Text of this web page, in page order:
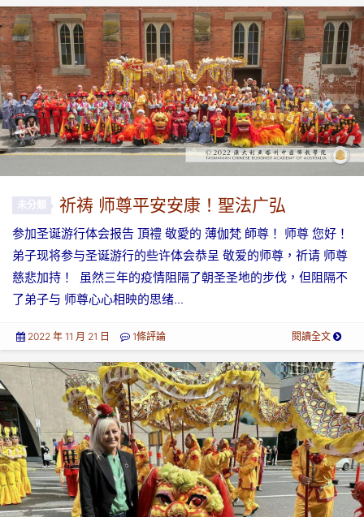
未分類 祈祷 师尊平安安康！聖法广弘
参加圣诞游行体会报告 頂禮 敬愛的 薄伽梵 師尊！ 师尊 您好！
弟子现将参与圣诞游行的些许体会恭呈 敬爱的师尊，祈请 师尊
慈悲加持！ 虽然三年的疫情阻隔了朝圣圣地的步伐，但阻隔不
了弟子与 师尊心心相映的思绪...
2022 年 11 月 21 日 1條評論 閱讀全文